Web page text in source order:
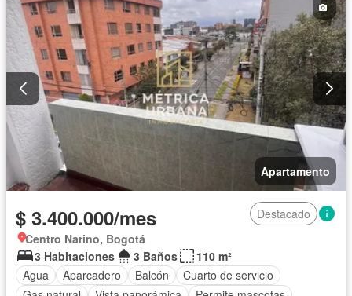
Apartamento
$ 3.400.000/mes
Destacado
Centro Narino, Bogotá
3 Habitaciones
3 Baños
110 m²
Agua
Aparcadero Balcón
Cuarto de servicio